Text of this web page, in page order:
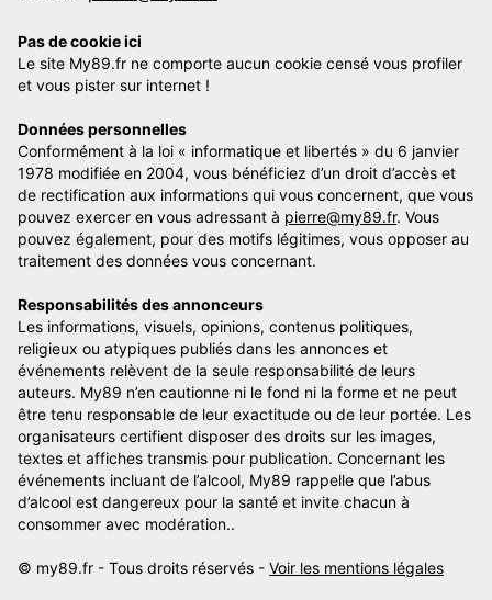
Pas de cookie ici
Le site My89.fr ne comporte aucun cookie censé vous profiler
et vous pister sur internet !
Données personnelles
Conformément à la loi « informatique et libertés » du 6 janvier
1978 modifiée en 2004, vous bénéficiez d’un droit d’accès et
de rectification aux informations qui vous concernent, que vous
pouvez exercer en vous adressant à pierre@my89.fr. Vous
pouvez également, pour des motifs légitimes, vous opposer au
traitement des données vous concernant.
Responsabilités des annonceurs
Les informations, visuels, opinions, contenus politiques,
religieux ou atypiques publiés dans les annonces et
événements relèvent de la seule responsabilité de leurs
auteurs. My89 n’en cautionne ni le fond ni la forme et ne peut
être tenu responsable de leur exactitude ou de leur portée. Les
organisateurs certifient disposer des droits sur les images,
textes et affiches transmis pour publication. Concernant les
événements incluant de l’alcool, My89 rappelle que l’abus
d’alcool est dangereux pour la santé et invite chacun à
consommer avec modération..
© my89.fr - Tous droits réservés - Voir les mentions légales